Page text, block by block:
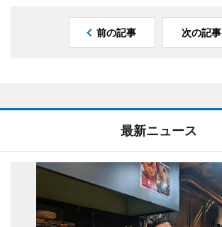
前の記事 次の記事
最新ニュース